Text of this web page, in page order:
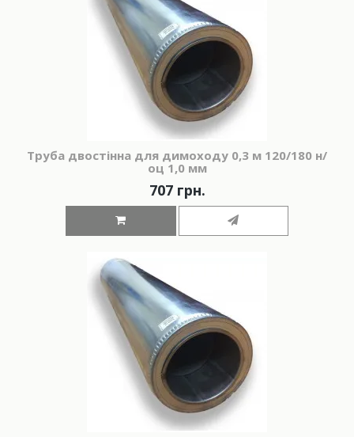
Труба двостінна для димоходу 0,3 м 120/180 н/
оц 1,0 мм
707 грн.